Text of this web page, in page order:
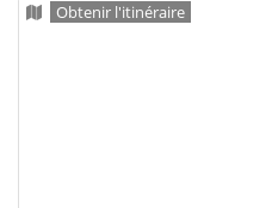
Obtenir l'itinéraire